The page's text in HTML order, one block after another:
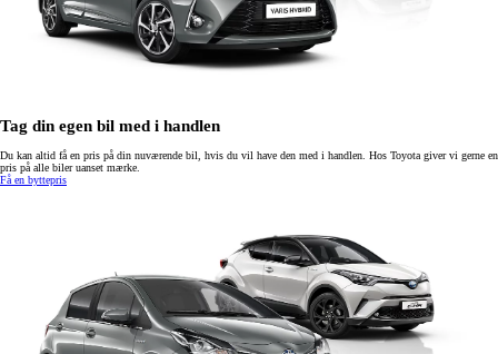
Tag din egen bil med i handlen
Du kan altid få en pris på din nuværende bil, hvis du vil have den med i handlen. Hos Toyota giver vi gerne en
pris på alle biler uanset mærke.
Få en byttepris